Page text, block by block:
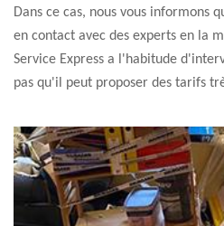
Dans ce cas, nous vous informons
en contact avec des experts en la
Service Express a l'habitude
pas qu'il peut proposer des tarifs